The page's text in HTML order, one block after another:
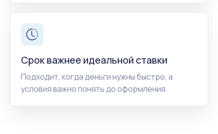
Срок важнее идеальной ставки
Подходит, когда деньги нужны быстро, а
условия важно понять до оформления.